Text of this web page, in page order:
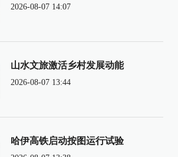
2026-08-07 14:07
山水文旅激活乡村发展动能
2026-08-07 13:44
哈伊高铁启动按图运行试验